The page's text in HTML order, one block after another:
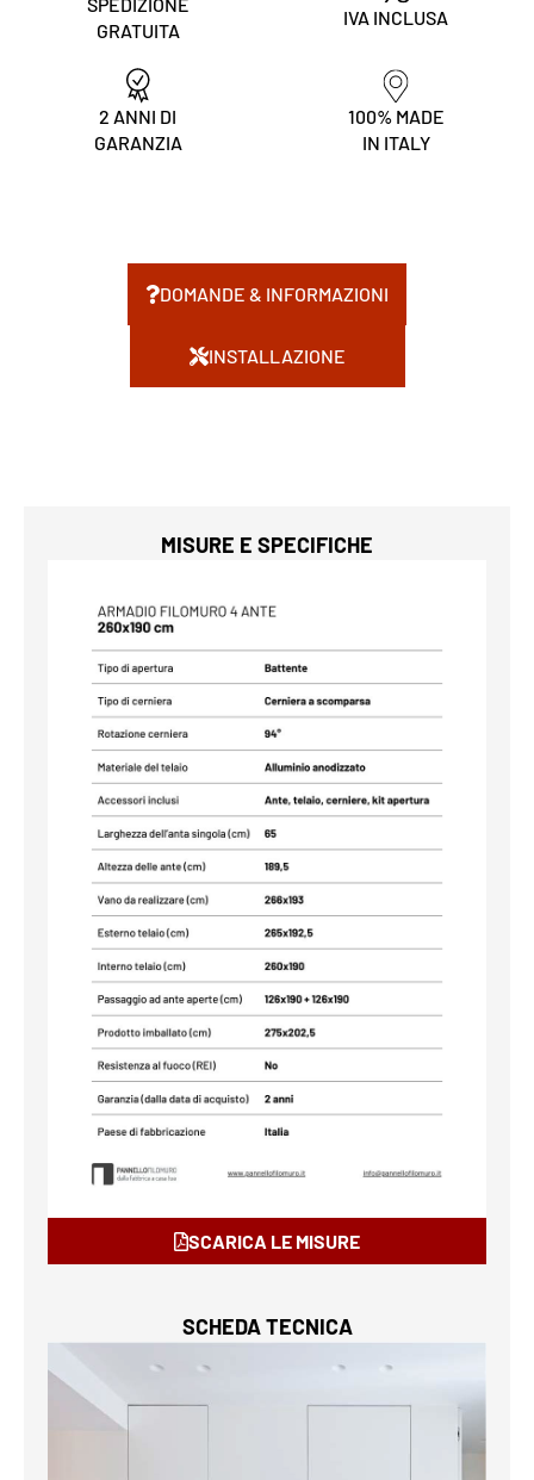
GRATUITA
IVA INCLUSA
2 ANNI DI
GARANZIA
100% MADE
IN ITALY
DOMANDE & INFORMAZIONI
INSTALLAZIONE
MISURE E SPECIFICHE
SCARICA LE MISURE
SCHEDA TECNICA